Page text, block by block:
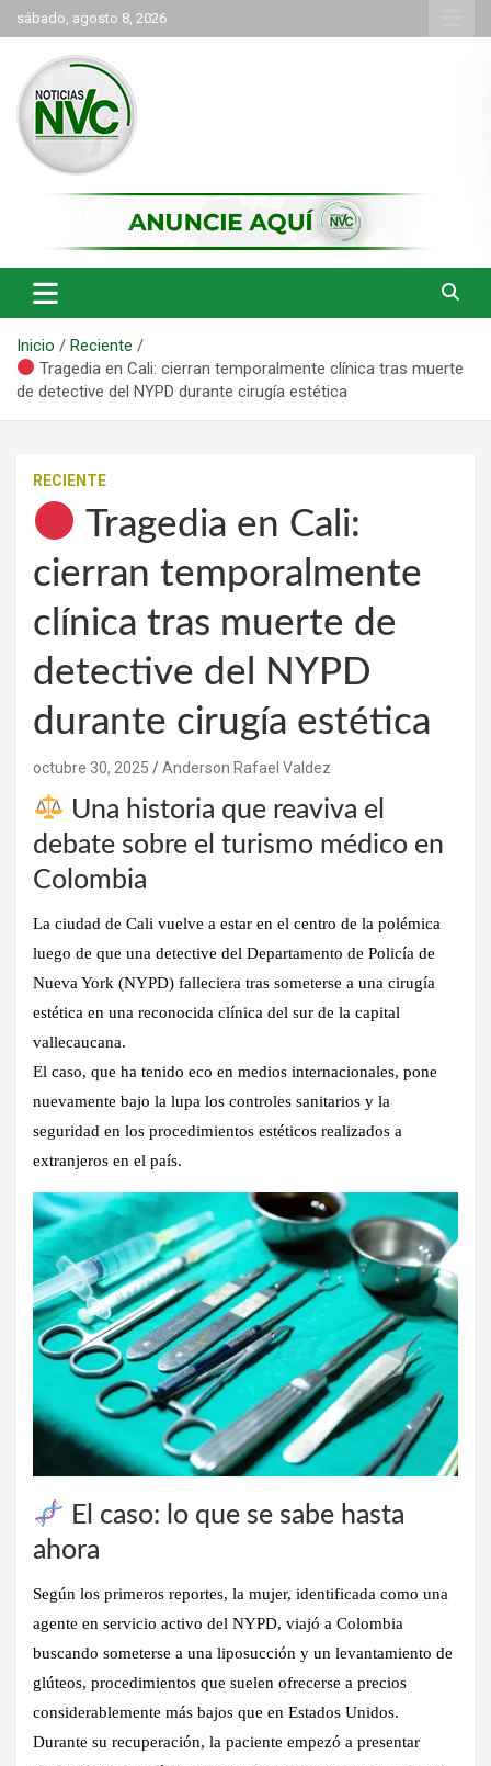
Saltar
al
contenido
sábado, agosto 8, 2026
NVC Noticias
Inicio
Reciente
Tragedia en Cali: cierran temporalmente clínica tras muerte
de detective del NYPD durante cirugía estética
RECIENTE
Tragedia en Cali:
cierran temporalmente
clínica tras muerte de
detective del NYPD
durante cirugía estética
octubre 30, 2025 Anderson Rafael Valdez
Una historia que reaviva el
debate sobre el turismo médico en
Colombia
La ciudad de Cali vuelve a estar en el centro de la polémica
luego de que una detective del Departamento de Policía de
Nueva York (NYPD) falleciera tras someterse a una cirugía
estética en una reconocida clínica del sur de la capital
vallecaucana.
El caso, que ha tenido eco en medios internacionales, pone
nuevamente bajo la lupa los controles sanitarios y la
seguridad en los procedimientos estéticos realizados a
extranjeros en el país.
El caso: lo que se sabe hasta
ahora
Según los primeros reportes, la mujer, identificada como una
agente en servicio activo del NYPD, viajó a Colombia
buscando someterse a una liposucción y un levantamiento de
glúteos, procedimientos que suelen ofrecerse a precios
considerablemente más bajos que en Estados Unidos.
Durante su recuperación, la paciente empezó a presentar